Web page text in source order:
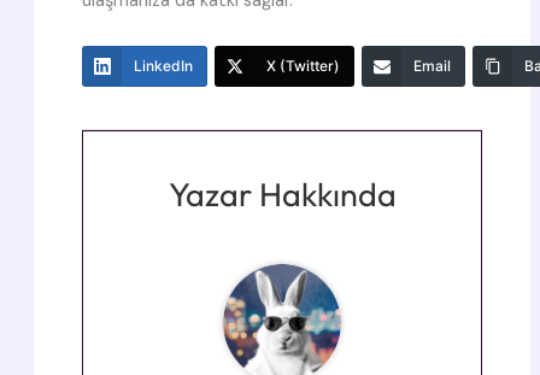
LinkedIn X (Twitter) Email